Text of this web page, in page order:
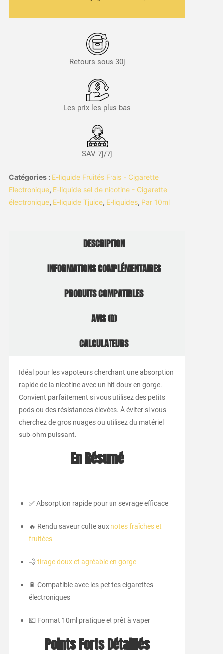
Retours sous 30j
Les prix les plus bas
SAV 7j/7j
Catégories : E-liquide Fruités Frais - Cigarette
Electronique, E-liquide sel de nicotine - Cigarette
électronique, E-liquide Tjuice, E-liquides, Par 10ml
DESCRIPTION
INFORMATIONS COMPLÉMENTAIRES
PRODUITS COMPATIBLES
AVIS (0)
CALCULATEURS
Idéal pour les vapoteurs cherchant une absorption
rapide de la nicotine avec un hit doux en gorge.
Convient parfaitement si vous utilisez des petits
pods ou des résistances élevées. À éviter si vous
cherchez de gros nuages ou utilisez du matériel
sub-ohm puissant.
En Résumé
✅ Absorption rapide pour un sevrage efficace
🔥 Rendu saveur culte aux notes fraîches et
fruitées
💨 tirage doux et agréable en gorge
🔋 Compatible avec les petites cigarettes
électroniques
💶 Format 10ml pratique et prêt à vaper
Points Forts Détaillés